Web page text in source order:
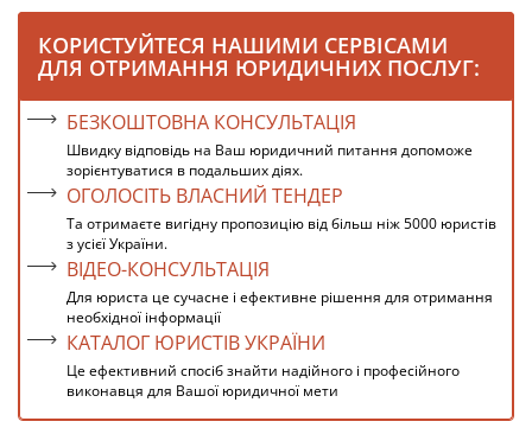
КОРИСТУЙТЕСЯ НАШИМИ СЕРВІСАМИ
ДЛЯ ОТРИМАННЯ ЮРИДИЧНИХ ПОСЛУГ:
БЕЗКОШТОВНА КОНСУЛЬТАЦІЯ
Швидку відповідь на Ваш юридичний питання допоможе
зорієнтуватися в подальших діях.
ОГОЛОСІТЬ ВЛАСНИЙ ТЕНДЕР
Та отримаєте вигідну пропозицію від більш ніж 5000 юристів
з усієї України.
ВІДЕО-КОНСУЛЬТАЦІЯ
Для юриста це сучасне і ефективне рішення для отримання
необхідної інформації
КАТАЛОГ ЮРИСТІВ УКРАЇНИ
Це ефективний спосіб знайти надійного і професійного
виконавця для Вашої юридичної мети